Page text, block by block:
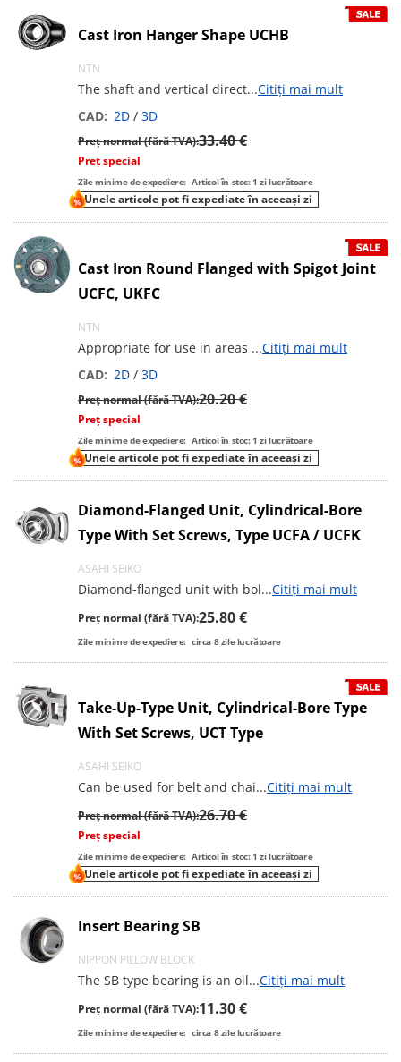
Cast Iron Hanger Shape UCHB
NTN
The shaft and vertical direct...Citiți mai mult
CAD: 2D / 3D
Preț normal (fără TVA):33.40 €
Preț special
Zile minime de expediere: Articol în stoc: 1 zi lucrătoare
Unele articole pot fi expediate în aceeași zi
Cast Iron Round Flanged with Spigot Joint
UCFC, UKFC
NTN
Appropriate for use in areas ...Citiți mai mult
CAD: 2D / 3D
Preț normal (fără TVA):20.20 €
Preț special
Zile minime de expediere: Articol în stoc: 1 zi lucrătoare
Unele articole pot fi expediate în aceeași zi
Diamond-Flanged Unit, Cylindrical-Bore
Type With Set Screws, Type UCFA / UCFK
ASAHI SEIKO
Diamond-flanged unit with bol...Citiți mai mult
Preț normal (fără TVA):25.80 €
Zile minime de expediere: circa 8zile lucrătoare
Take-Up-Type Unit, Cylindrical-Bore Type
With Set Screws, UCT Type
ASAHI SEIKO
Can be used for belt and chai...Citiți mai mult
Preț normal (fără TVA):26.70 €
Preț special
Zile minime de expediere: Articol în stoc: 1 zi lucrătoare
Unele articole pot fi expediate în aceeași zi
Insert Bearing SB
NIPPON PILLOW BLOCK
The SB type bearing is an oil...Citiți mai mult
Preț normal (fără TVA):11.30 €
Zile minime de expediere: circa 8zile lucrătoare